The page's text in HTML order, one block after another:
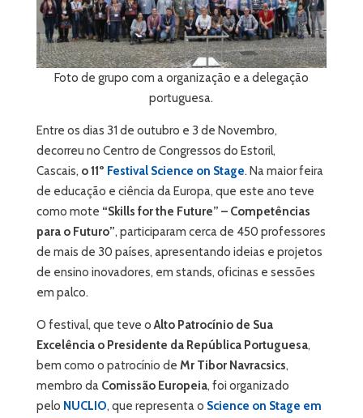
Foto de grupo com a organização e a delegação
portuguesa.
Entre os dias 31 de outubro e 3 de Novembro,
decorreu no Centro de Congressos do Estoril,
Cascais, o 11º Festival Science on Stage. Na maior feira
de educação e ciência da Europa, que este ano teve
como mote “Skills for the Future” – Competências
para o Futuro”, participaram cerca de 450 professores
de mais de 30 países, apresentando ideias e projetos
de ensino inovadores, em stands, oficinas e sessões
em palco.
O festival, que teve oAlto Patrocínio de Sua
Excelência o Presidente da República Portuguesa,
bem como o patrocínio de Mr Tibor Navracsics,
membro da Comissão Europeia, foi organizado
pelo NUCLIO, que representa o Science on Stage em